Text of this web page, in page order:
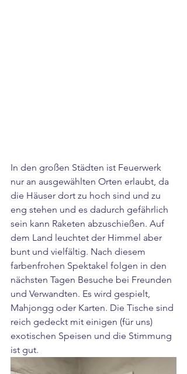
In den großen Städten ist Feuerwerk
nur an ausgewählten Orten erlaubt, da
die Häuser dort zu hoch sind und zu
eng stehen und es dadurch gefährlich
sein kann Raketen abzuschießen. Auf
dem Land leuchtet der Himmel aber
bunt und vielfältig. Nach diesem
farbenfrohen Spektakel folgen in den
nächsten Tagen Besuche bei Freunden
und Verwandten. Es wird gespielt,
Mahjongg oder Karten. Die Tische sind
reich gedeckt mit einigen (für uns)
exotischen Speisen und die Stimmung
ist gut.